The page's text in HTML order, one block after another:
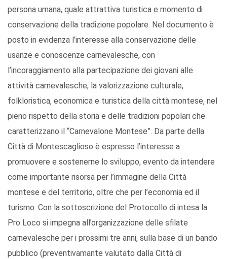
persona umana, quale attrattiva turistica e momento di
conservazione della tradizione popolare. Nel documento è
posto in evidenza l’interesse alla conservazione delle
usanze e conoscenze carnevalesche, con
l’incoraggiamento alla partecipazione dei giovani alle
attività carnevalesche, la valorizzazione culturale,
folkloristica, economica e turistica della città montese, nel
pieno rispetto della storia e delle tradizioni popolari che
caratterizzano il “Carnevalone Montese”. Da parte della
Città di Montescaglioso è espresso l’interesse a
promuovere e sostenerne lo sviluppo, evento da intendere
come importante risorsa per l’immagine della Città
montese e del territorio, oltre che per l’economia ed il
turismo. Con la sottoscrizione del Protocollo di intesa la
Pro Loco si impegna all’organizzazione delle sfilate
carnevalesche per i prossimi tre anni, sulla base di un bando
pubblico (preventivamante valutato dalla Città di